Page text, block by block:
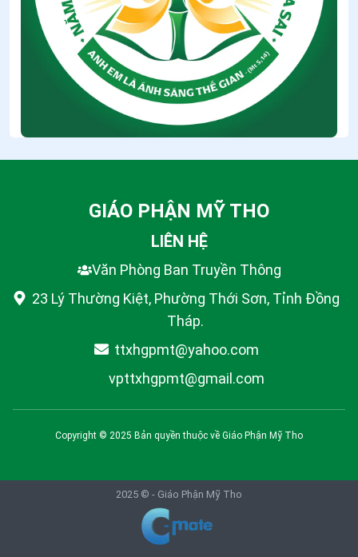
GIÁO PHẬN MỸ THO
LIÊN HỆ
Văn Phòng Ban Truyền Thông
23 Lý Thường Kiệt, Phường Thới Sơn, Tỉnh Đồng
Tháp.
ttxhgpmt@yahoo.com
vpttxhgpmt@gmail.com
Copyright © 2025 Bản quyền thuộc về Giáo Phận Mỹ Tho
2025 © - Giáo Phận Mỹ Tho